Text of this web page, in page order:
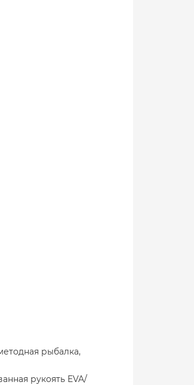
рыбалка,
рукоять EVA/